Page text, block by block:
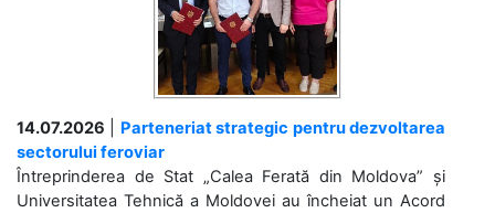
14.07.2026
Parteneriat strategic pentru dezvoltarea
sectorului feroviar
Întreprinderea de Stat „Calea Ferată din Moldova” și
Universitatea Tehnică a Moldovei au încheiat un Acord